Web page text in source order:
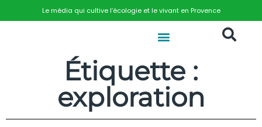
Le média qui cultive l’écologie et le vivant en Provence
Étiquette :
exploration